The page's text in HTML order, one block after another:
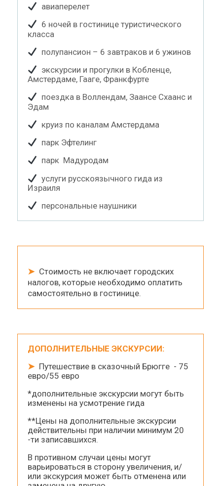
авиаперелет
6 ночей в гостинице туристического
класса
полупансион – 6 завтраков и 6 ужинов
экскурсии и прогулки в Кобленце,
Амстердаме, Гааге, Франкфурте
поездка в Воллендам, Заансе Схаанс и
Эдам
круиз по каналам Амстердама
парк Эфтелинг
парк Мадуродам
услуги русскоязычного гида из
Израиля
персональные наушники
➤Стоимость не включает городских
налогов, которые необходимо оплатить
самостоятельно в гостинице.
ДОПОЛНИТЕЛЬНЫЕ ЭКСКУРСИИ:
➤Путешествие в сказочный Брюгге - 75
евро/55 евро
*дополнительные экскурсии могут быть
изменены на усмотрение гида
**Цены на дополнительные экскурсии
действительны при наличии минимум 20
-ти записавшихся.
В противном случаи цены могут
варьироваться в сторону увеличения, и/
или экскурсия может быть отменена или